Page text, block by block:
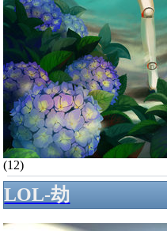
(12)
LOL-劫